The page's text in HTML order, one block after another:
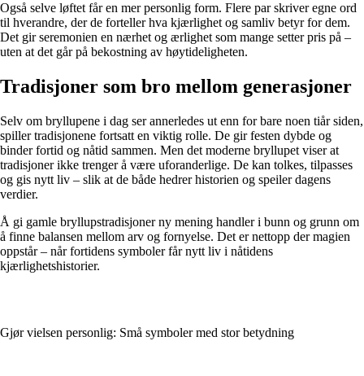
Også selve løftet får en mer personlig form. Flere par skriver egne ord
til hverandre, der de forteller hva kjærlighet og samliv betyr for dem.
Det gir seremonien en nærhet og ærlighet som mange setter pris på –
uten at det går på bekostning av høytideligheten.
Tradisjoner som bro mellom generasjoner
Selv om bryllupene i dag ser annerledes ut enn for bare noen tiår siden,
spiller tradisjonene fortsatt en viktig rolle. De gir festen dybde og
binder fortid og nåtid sammen. Men det moderne bryllupet viser at
tradisjoner ikke trenger å være uforanderlige. De kan tolkes, tilpasses
og gis nytt liv – slik at de både hedrer historien og speiler dagens
verdier.
Å gi gamle bryllupstradisjoner ny mening handler i bunn og grunn om
å finne balansen mellom arv og fornyelse. Det er nettopp der magien
oppstår – når fortidens symboler får nytt liv i nåtidens
kjærlighetshistorier.
Gjør vielsen personlig: Små symboler med stor betydning